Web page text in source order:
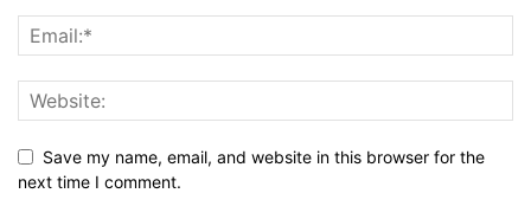
Save my name, email, and website in this browser for the
next time I comment.